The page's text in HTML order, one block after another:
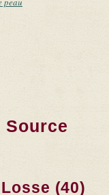
Source
Losse (40)